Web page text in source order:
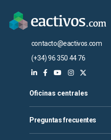
contacto@eactivos.com
(+34) 96 350 44 76
Oficinas centrales
Preguntas frecuentes